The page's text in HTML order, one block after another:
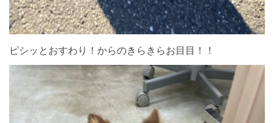
ピシッとおすわり！からのきらきらお目目！！